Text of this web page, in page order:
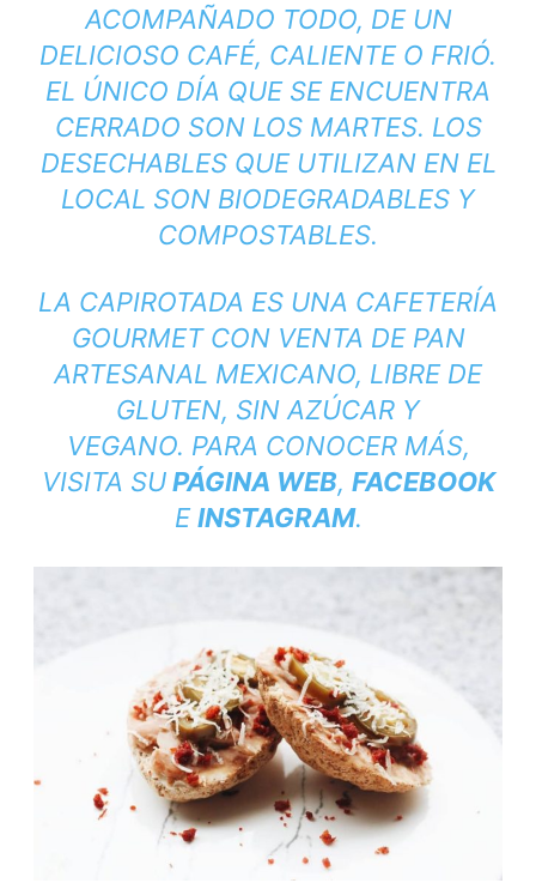
ACOMPAÑADO TODO, DE UN
DELICIOSO CAFÉ, CALIENTE O FRIÓ.
EL ÚNICO DÍA QUE SE ENCUENTRA
CERRADO SON LOS MARTES. LOS
DESECHABLES QUE UTILIZAN EN EL
LOCAL SON BIODEGRADABLES Y
COMPOSTABLES.
LA CAPIROTADA ES UNA CAFETERÍA
GOURMET CON VENTA DE PAN
ARTESANAL MEXICANO, LIBRE DE
GLUTEN, SIN AZÚCAR Y
VEGANO. PARA CONOCER MÁS,
VISITA SU PÁGINA WEB, FACEBOOK
EINSTAGRAM.